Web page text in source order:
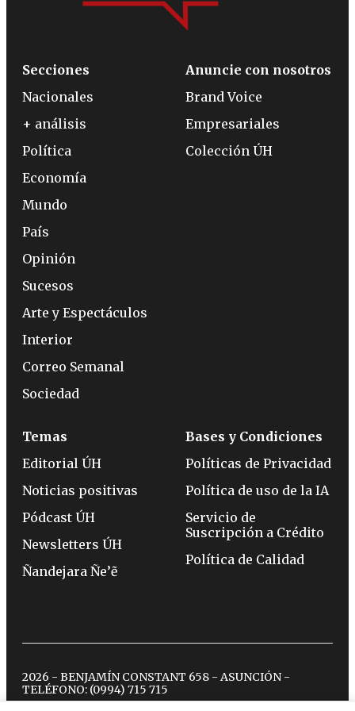
Secciones
Nacionales
+ análisis
Política
Economía
Mundo
País
Opinión
Sucesos
Arte y Espectáculos
Interior
Correo Semanal
Sociedad
Anuncie con nosotros
Brand Voice
Empresariales
Colección ÚH
Temas
Editorial ÚH
Noticias positivas
Pódcast ÚH
Newsletters ÚH
Ñandejara Ñe’ẽ
Bases y Condiciones
Políticas de Privacidad
Política de uso de la IA
Servicio de
Suscripción a Crédito
Política de Calidad
2026 - BENJAMÍN CONSTANT 658 - ASUNCIÓN -
TELÉFONO: (0994) 715 715